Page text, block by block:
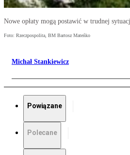
Nowe opłaty mogą postawić w trudnej
Foto: Rzeczpospolita, BM Bartosz Mateńko
Michał Stankiewicz
Powiązane
Polecane